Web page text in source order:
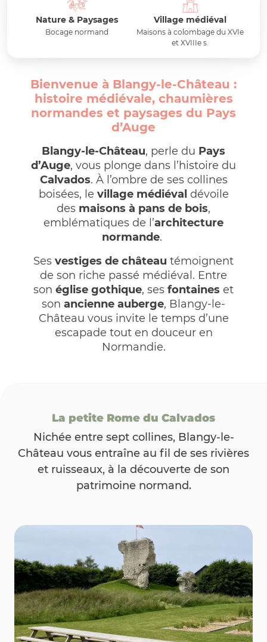
Nature & Paysages
Bocage normand
Village médiéval
Maisons à colombage du XVIe
et XVIIIe s.
Bienvenue à Blangy-le-Château :
histoire médiévale, chaumières
normandes et paysages du Pays
d’Auge
Blangy-le-Château, perle du Pays
d’Auge, vous plonge dans l’histoire du
Calvados. À l’ombre de ses collines
boisées, le village médiéval dévoile
des maisons à pans de bois,
emblématiques de l’architecture
normande.
Ses vestiges de château témoignent
de son riche passé médiéval. Entre
son église gothique, ses fontaines et
son ancienne auberge, Blangy-le-
Château vous invite le temps d’une
escapade tout en douceur en
Normandie.
La petite Rome du Calvados
Nichée entre sept collines, Blangy-le-
Château vous entraîne au fil de ses rivières
et ruisseaux, à la découverte de son
patrimoine normand.